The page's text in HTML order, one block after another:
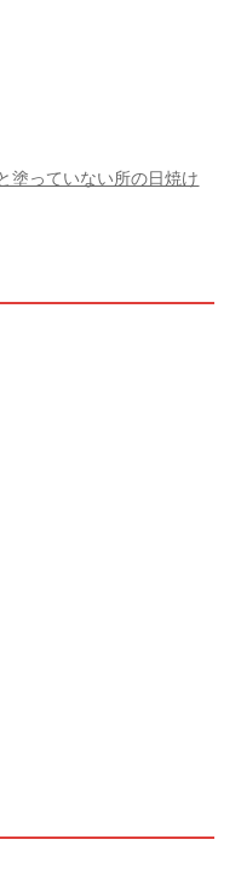
塗っていない所の日焼け